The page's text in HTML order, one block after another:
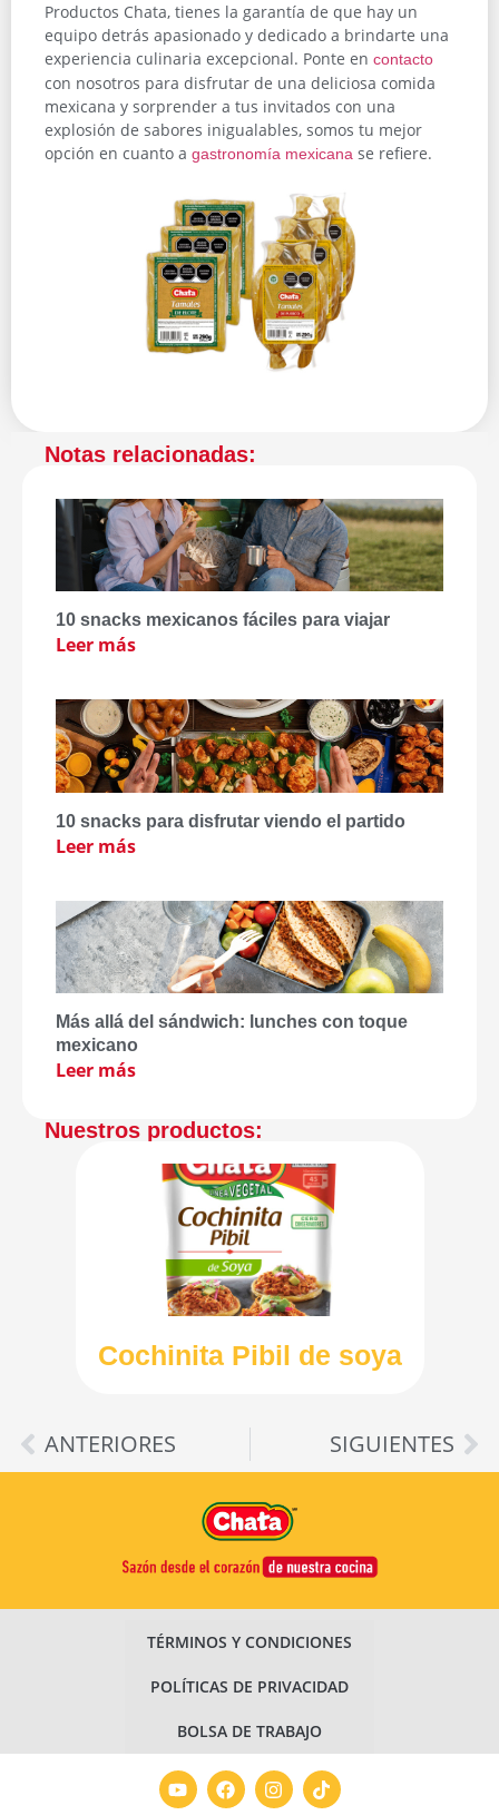
Productos Chata, tienes la garantía de que hay un
equipo detrás apasionado y dedicado a brindarte una
experiencia culinaria excepcional. Ponte en contacto
con nosotros para disfrutar de una deliciosa comida
mexicana y sorprender a tus invitados con una
explosión de sabores inigualables, somos tu mejor
opción en cuanto a gastronomía mexicana se refiere.
Notas relacionadas:
10 snacks mexicanos fáciles para viajar
Leer más
10 snacks para disfrutar viendo el partido
Leer más
Más allá del sándwich: lunches con toque
mexicano
Leer más
Nuestros productos:
Cochinita Pibil de soya
ANTERIORES SIGUIENTES
TÉRMINOS Y CONDICIONES
POLÍTICAS DE PRIVACIDAD
BOLSA DE TRABAJO